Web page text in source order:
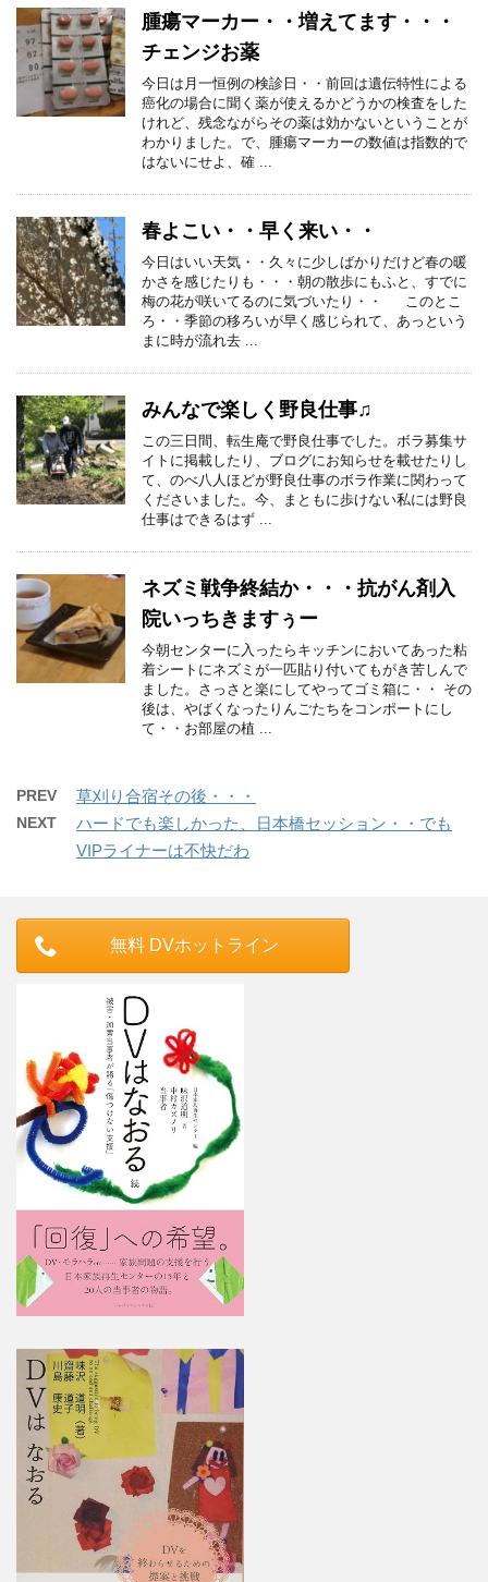
腫瘍マーカー・・増えてます・・・
チェンジお薬
今日は月一恒例の検診日・・前回は遺伝特性による
癌化の場合に聞く薬が使えるかどうかの検査をした
けれど、残念ながらその薬は効かないということが
わかりました。で、腫瘍マーカーの数値は指数的で
はないにせよ、確 ...
春よこい・・早く来い・・
今日はいい天気・・久々に少しばかりだけど春の暖
かさを感じたりも・・・朝の散歩にもふと、すでに
梅の花が咲いてるのに気づいたり・・ このとこ
ろ・・季節の移ろいが早く感じられて、あっという
まに時が流れ去 ...
みんなで楽しく野良仕事♫
この三日間、転生庵で野良仕事でした。ボラ募集サ
イトに掲載したり、ブログにお知らせを載せたりし
て、のべ八人ほどが野良仕事のボラ作業に関わって
くださいました。今、まともに歩けない私には野良
仕事はできるはず ...
ネズミ戦争終結か・・・抗がん剤入
院いっちきますぅー
今朝センターに入ったらキッチンにおいてあった粘
着シートにネズミが一匹貼り付いてもがき苦しんで
ました。さっさと楽にしてやってゴミ箱に・・ その
後は、やばくなったりんごたちをコンポートにし
て・・お部屋の植 ...
PREV 草刈り合宿その後・・・
NEXT
ハードでも楽しかった、日本橋セッション・・でも
VIPライナーは不快だわ
無料 DVホットライン